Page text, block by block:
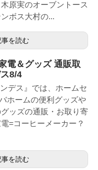
原実のオーブントース
ボス大村の...
事を読む
電＆グッズ 通販取
8/4
デス』では、ホームセ
ホームの便利グッズや
ッズの通販・お取り寄
=コーヒーメーカー？
事を読む